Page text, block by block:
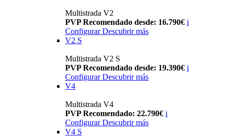
Multistrada V2
PVP Recomendado desde: 16.790€ i
Configurar Descubrir más
V2 S
Multistrada V2 S
PVP Recomendado desde: 19.390€ i
Configurar Descubrir más
V4
Multistrada V4
PVP Recomendado: 22.790€ i
Configurar Descubrir más
V4 S